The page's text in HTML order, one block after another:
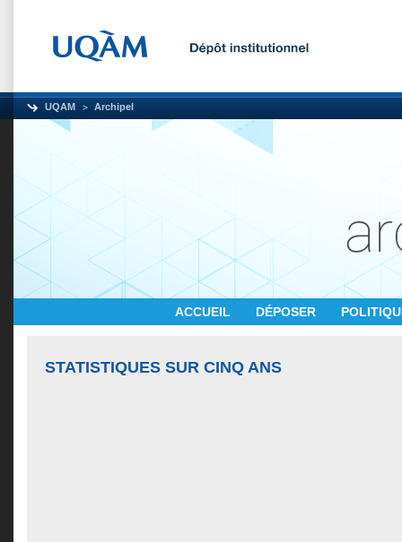
UQAM Archipel
ACCUEIL DÉPOSER
STATISTIQUES SUR CINQ ANS